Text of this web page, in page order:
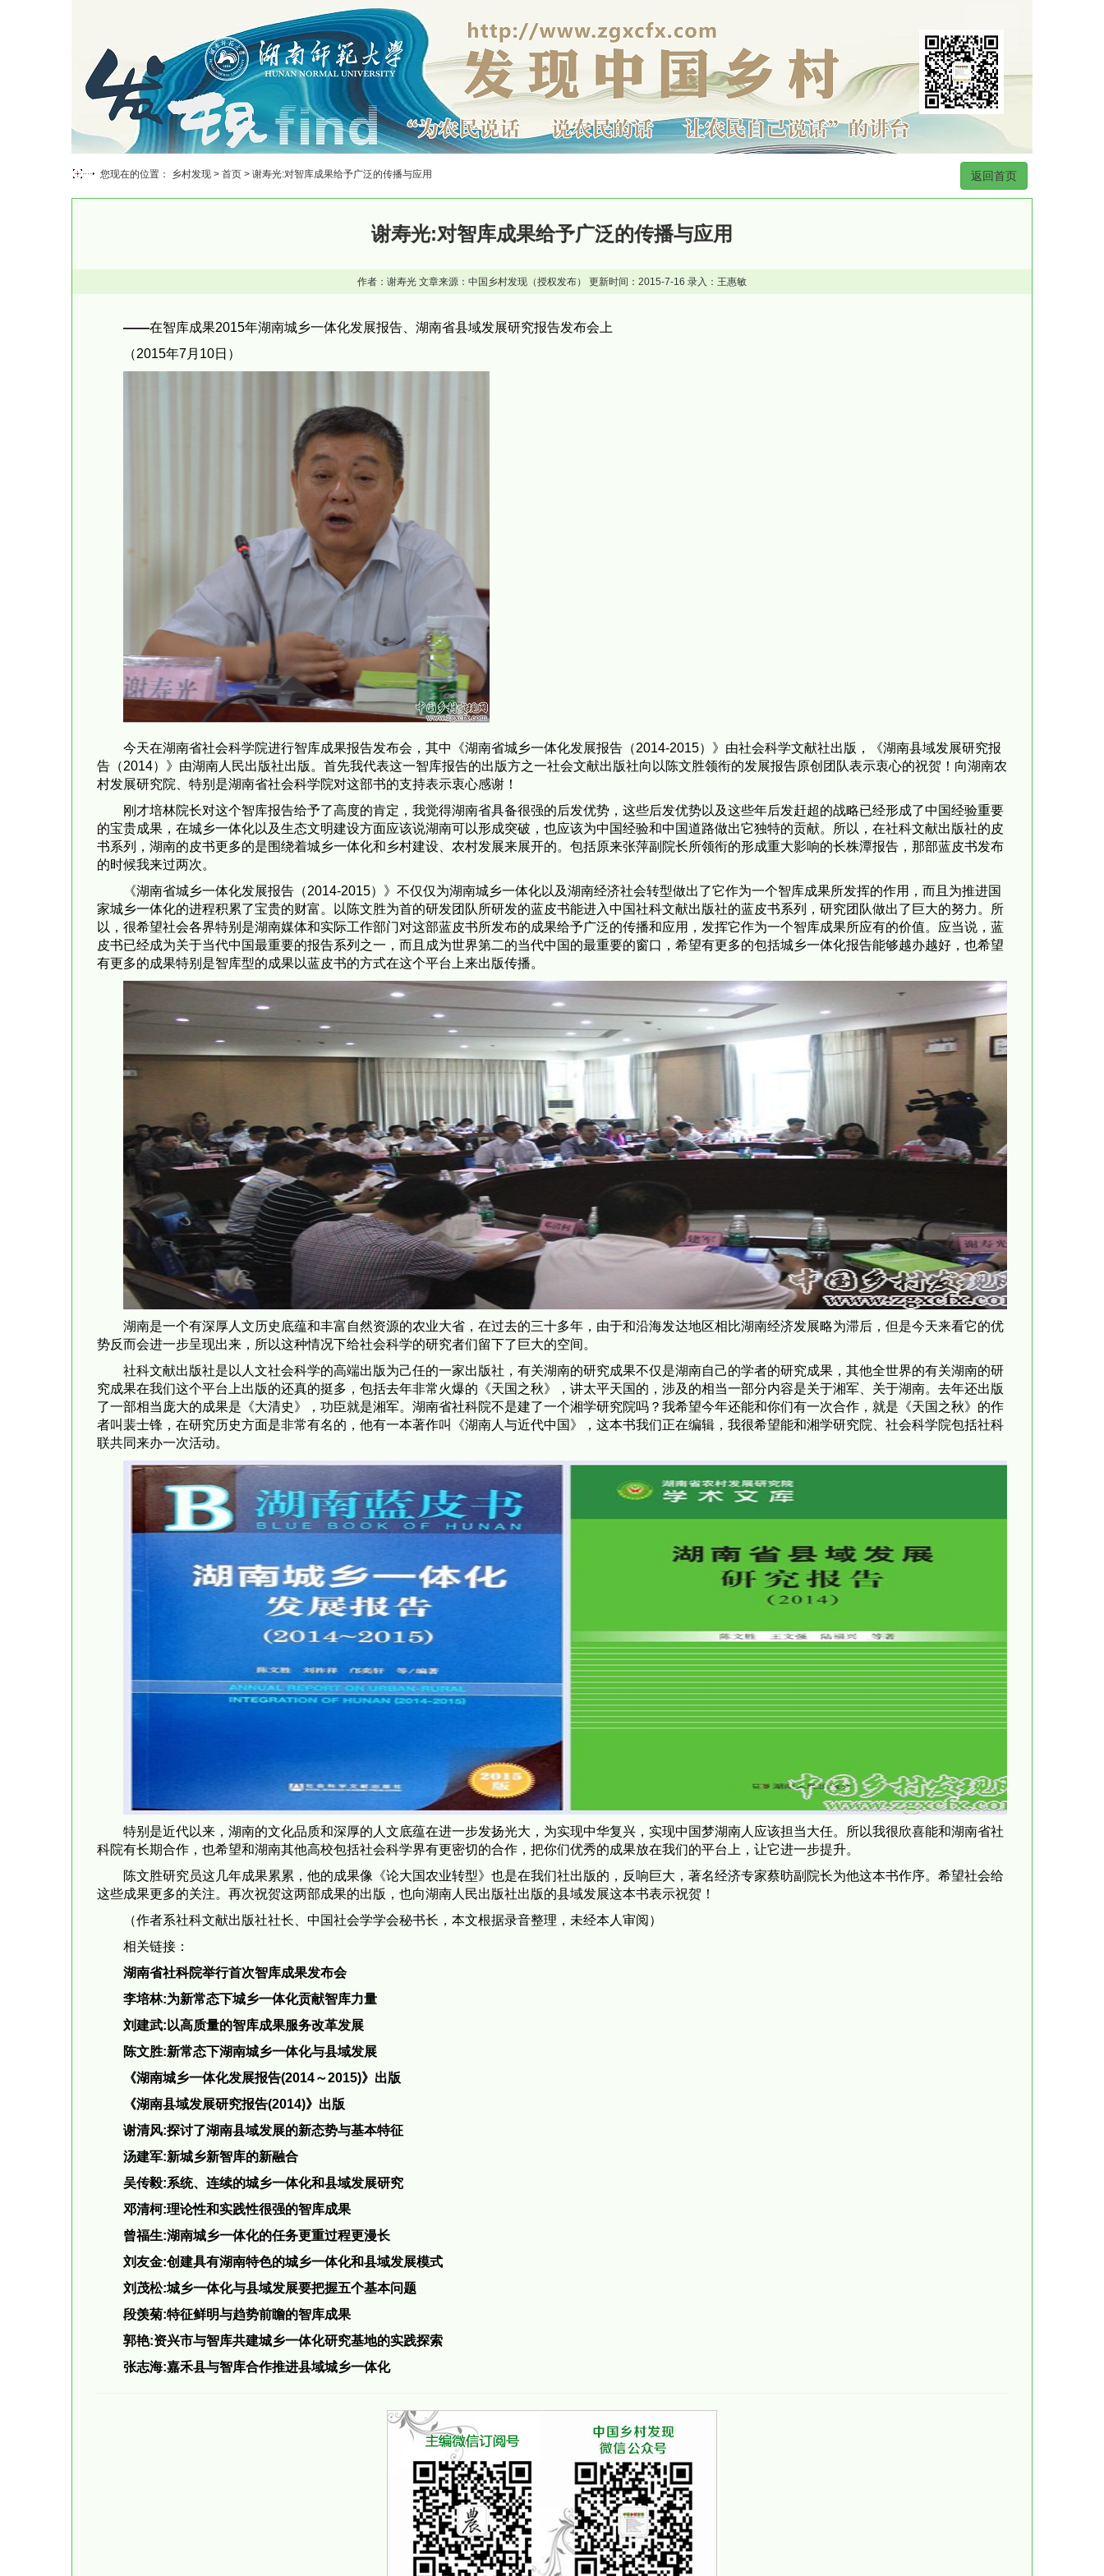
您现在的位置： 乡村发现 > 首页 > 谢寿光:对智库成果给予广泛的传播与应用 返回首页
谢寿光:对智库成果给予广泛的传播与应用
作者：谢寿光 文章来源：中国乡村发现（授权发布） 更新时间：2015-7-16 录入：王惠敏
——在智库成果2015年湖南城乡一体化发展报告、湖南省县域发展研究报告发布会上
（2015年7月10日）
今天在湖南省社会科学院进行智库成果报告发布会，其中《湖南省城乡一体化发展报告（2014-2015）》由社会科学文献社出版，《湖南县域发展研究报
告（2014）》由湖南人民出版社出版。首先我代表这一智库报告的出版方之一社会文献出版社向以陈文胜领衔的发展报告原创团队表示衷心的祝贺！向湖南农
村发展研究院、特别是湖南省社会科学院对这部书的支持表示衷心感谢！
刚才培林院长对这个智库报告给予了高度的肯定，我觉得湖南省具备很强的后发优势，这些后发优势以及这些年后发赶超的战略已经形成了中国经验重要
的宝贵成果，在城乡一体化以及生态文明建设方面应该说湖南可以形成突破，也应该为中国经验和中国道路做出它独特的贡献。所以，在社科文献出版社的皮
书系列，湖南的皮书更多的是围绕着城乡一体化和乡村建设、农村发展来展开的。包括原来张萍副院长所领衔的形成重大影响的长株潭报告，那部蓝皮书发布
的时候我来过两次。
《湖南省城乡一体化发展报告（2014-2015）》不仅仅为湖南城乡一体化以及湖南经济社会转型做出了它作为一个智库成果所发挥的作用，而且为推进国
家城乡一体化的进程积累了宝贵的财富。以陈文胜为首的研发团队所研发的蓝皮书能进入中国社科文献出版社的蓝皮书系列，研究团队做出了巨大的努力。所
以，很希望社会各界特别是湖南媒体和实际工作部门对这部蓝皮书所发布的成果给予广泛的传播和应用，发挥它作为一个智库成果所应有的价值。应当说，蓝
皮书已经成为关于当代中国最重要的报告系列之一，而且成为世界第二的当代中国的最重要的窗口，希望有更多的包括城乡一体化报告能够越办越好，也希望
有更多的成果特别是智库型的成果以蓝皮书的方式在这个平台上来出版传播。
湖南是一个有深厚人文历史底蕴和丰富自然资源的农业大省，在过去的三十多年，由于和沿海发达地区相比湖南经济发展略为滞后，但是今天来看它的优
势反而会进一步呈现出来，所以这种情况下给社会科学的研究者们留下了巨大的空间。
社科文献出版社是以人文社会科学的高端出版为己任的一家出版社，有关湖南的研究成果不仅是湖南自己的学者的研究成果，其他全世界的有关湖南的研
究成果在我们这个平台上出版的还真的挺多，包括去年非常火爆的《天国之秋》，讲太平天国的，涉及的相当一部分内容是关于湘军、关于湖南。去年还出版
了一部相当庞大的成果是《大清史》，功臣就是湘军。湖南省社科院不是建了一个湘学研究院吗？我希望今年还能和你们有一次合作，就是《天国之秋》的作
者叫裴士锋，在研究历史方面是非常有名的，他有一本著作叫《湖南人与近代中国》，这本书我们正在编辑，我很希望能和湘学研究院、社会科学院包括社科
联共同来办一次活动。
特别是近代以来，湖南的文化品质和深厚的人文底蕴在进一步发扬光大，为实现中华复兴，实现中国梦湖南人应该担当大任。所以我很欣喜能和湖南省社
科院有长期合作，也希望和湖南其他高校包括社会科学界有更密切的合作，把你们优秀的成果放在我们的平台上，让它进一步提升。
陈文胜研究员这几年成果累累，他的成果像《论大国农业转型》也是在我们社出版的，反响巨大，著名经济专家蔡昉副院长为他这本书作序。希望社会给
这些成果更多的关注。再次祝贺这两部成果的出版，也向湖南人民出版社出版的县域发展这本书表示祝贺！
（作者系社科文献出版社社长、中国社会学学会秘书长，本文根据录音整理，未经本人审阅）
相关链接：
湖南省社科院举行首次智库成果发布会
李培林:为新常态下城乡一体化贡献智库力量
刘建武:以高质量的智库成果服务改革发展
陈文胜:新常态下湖南城乡一体化与县域发展
《湖南城乡一体化发展报告(2014～2015)》出版
《湖南县域发展研究报告(2014)》出版
谢清风:探讨了湖南县域发展的新态势与基本特征
汤建军:新城乡新智库的新融合
吴传毅:系统、连续的城乡一体化和县域发展研究
邓清柯:理论性和实践性很强的智库成果
曾福生:湖南城乡一体化的任务更重过程更漫长
刘友金:创建具有湖南特色的城乡一体化和县域发展模式
刘茂松:城乡一体化与县域发展要把握五个基本问题
段羡菊:特征鲜明与趋势前瞻的智库成果
郭艳:资兴市与智库共建城乡一体化研究基地的实践探索
张志海:嘉禾县与智库合作推进县域城乡一体化